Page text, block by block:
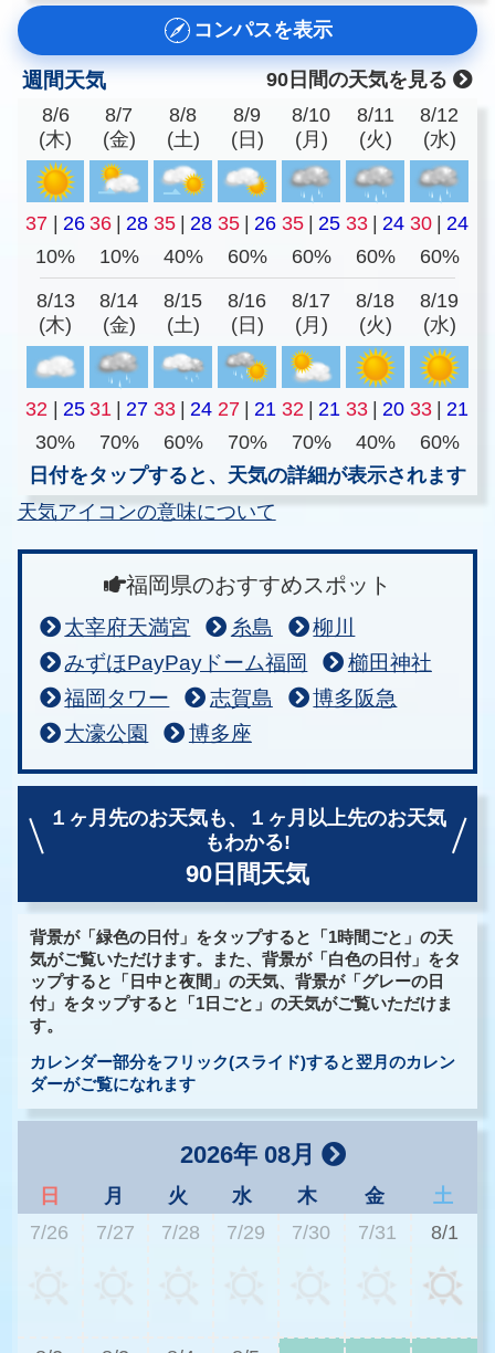
コンパスを表示
週間天気
90日間の天気を見る
8/6
(木)
8/7
(金)
8/8
(土)
8/9
(日)
8/10
(月)
8/11
(火)
8/12
(水)
37 | 26 36 | 28 35 | 28 35 | 26 35 | 25 33 | 24 30 | 24
10%
10% 40% 60% 60% 60% 60%
8/13
(木)
8/14
(金)
8/15
(土)
8/16
(日)
8/17
(月)
8/18
(火)
8/19
(水)
32 | 25 31 | 27 33 | 24 27 | 21 32 | 21 33 | 20 33 | 21
30%
70% 60% 70% 70% 40%
60%
日付をタップすると、天気の詳細が表示されます
天気アイコンの意味について
福岡県のおすすめスポット
太宰府天満宮 糸島
柳川
みずほPayPayドーム福岡
櫛田神社
福岡タワー
志賀島
博多阪急
大濠公園
博多座
１ヶ月先のお天気も、
１ヶ月以上先のお天気
もわかる!
90日間天気
背景が「緑色の日付」をタップすると「1時間ごと」の天
気がご覧いただけます。また、背景が「白色の日付」をタ
ップすると「日中と夜間」の天気、背景が「グレーの日
付」をタップすると「1日ごと」の天気がご覧いただけま
す。
カレンダー部分をフリック(スライド)すると翌月のカレン
ダーがご覧になれます
2026年 08月
日 月 火 水 木 金
土
7/26
7/27 7/28 7/29 7/30 7/31 8/1